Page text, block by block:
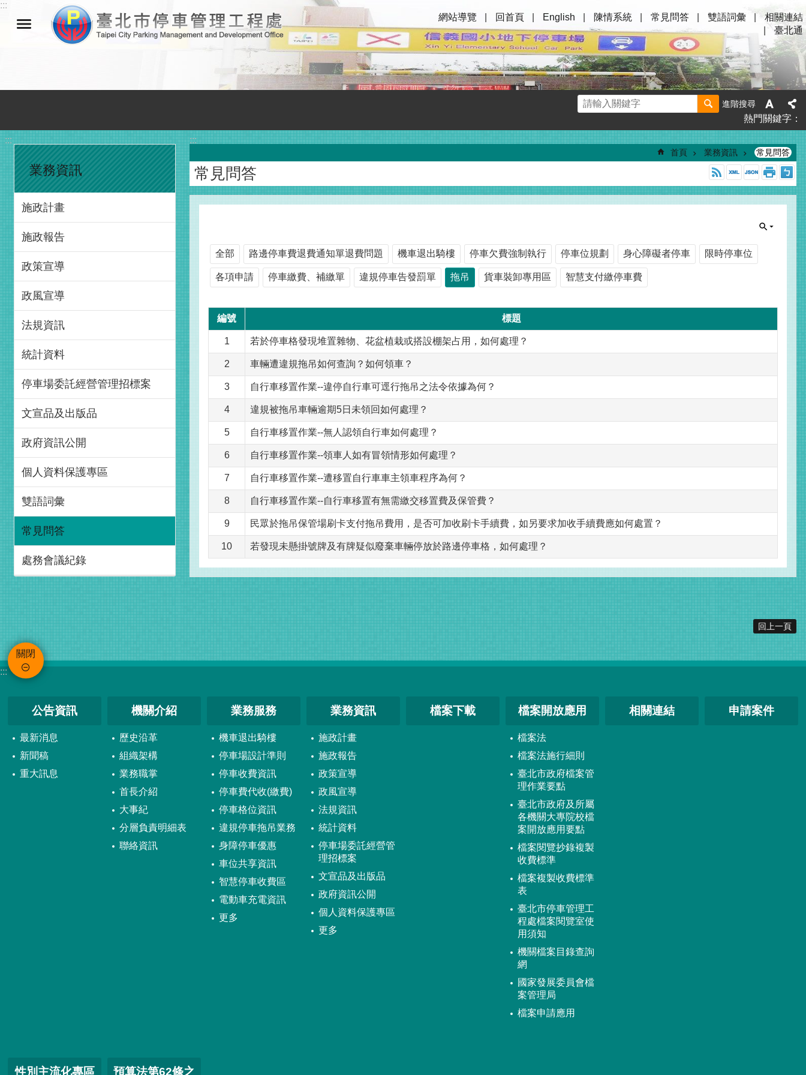
跳到主要內容區塊
:::
網站導覽
回首頁 English 陳情系統 常見問答 雙語詞彙
相關連結
臺北通
進階搜尋
熱門關鍵字
:::
業務資訊
施政計畫
施政報告
政策宣導
政風宣導
法規資訊
統計資料
停車場委託經營管理招標案
文宣品及出版品
政府資訊公開
個人資料保護專區
雙語詞彙
常見問答
處務會議紀錄
:::
首頁 業務資訊 常見問答
常見問答
全部 路邊停車費退費通知單退費問題 機車退出騎樓 停車欠費強制執行 停車位規劃 身心障礙者停車 限時停車位
各項申請 停車繳費、補繳單 違規停車告發罰單 拖吊 貨車裝卸專用區 智慧支付繳停車費
編號 標題
1 若於停車格發現堆置雜物、花盆植栽或搭設棚架占用，如何處理？
2 車輛遭違規拖吊如何查詢？如何領車？
3 自行車移置作業--違停自行車可逕行拖吊之法令依據為何？
4 違規被拖吊車輛逾期5日未領回如何處理？
5 自行車移置作業--無人認領自行車如何處理？
6 自行車移置作業--領車人如有冒領情形如何處理？
7 自行車移置作業--遭移置自行車車主領車程序為何？
8 自行車移置作業--自行車移置有無需繳交移置費及保管費？
9 民眾於拖吊保管場刷卡支付拖吊費用，是否可加收刷卡手續費，如另要求加收手續費應如何處置？
10 若發現未懸掛號牌及有牌疑似廢棄車輛停放於路邊停車格，如何處理？
回上一頁
關閉
:::
公告資訊
最新消息
新聞稿
重大訊息
機關介紹
歷史沿革
組織架構
業務職掌
首長介紹
大事紀
分層負責明細表
聯絡資訊
業務服務
機車退出騎樓
停車場設計準則
停車收費資訊
停車費代收(繳費)
停車格位資訊
違規停車拖吊業務
身障停車優惠
車位共享資訊
智慧停車收費區
電動車充電資訊
更多
業務資訊
施政計畫
施政報告
政策宣導
政風宣導
法規資訊
統計資料
停車場委託經營管
理招標案
文宣品及出版品
政府資訊公開
個人資料保護專區
更多
檔案下載 檔案開放應用
檔案法
檔案法施行細則
臺北市政府檔案管
理作業要點
臺北市政府及所屬
各機關大專院校檔
案開放應用要點
檔案閱覽抄錄複製
收費標準
檔案複製收費標準
表
臺北市停車管理工
程處檔案閱覽室使
用須知
機關檔案目錄查詢
網
國家發展委員會檔
案管理局
檔案申請應用
相關連結 申請案件
性別主流化專區 預算法第62條之